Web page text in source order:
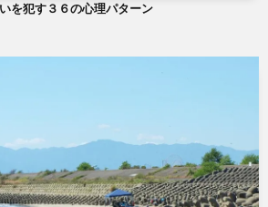
を犯す３６の心理パターン